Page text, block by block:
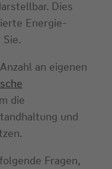
Dies
Energie-
an eigenen
die
und
Fragen,